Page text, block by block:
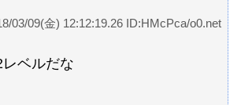
03/09(金) 12:12:19.26 ID:HMcPca/o0.net
ベルだな